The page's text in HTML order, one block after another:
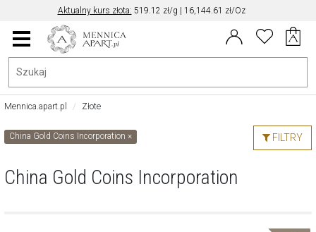
Aktualny kurs złota: 519.12 zł/g | 16,144.61 zł/Oz
Aktualny kurs EUR/PLN: 4.30 Data aktualizacji kursu: 2026-08-07 21:22
Menu
główne
Mennica.apart.pl Złote
FILTRY
China Gold Coins Incorporation×
China Gold Coins Incorporation